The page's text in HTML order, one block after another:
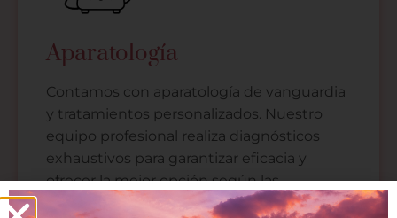
Aparatología
Contamos con aparatología de vanguardia
y tratamientos personalizados. Nuestro
equipo profesional realiza diagnósticos
exhaustivos para garantizar eficacia y
ofrecer la mejor opción según las
necesidades de cada cliente.